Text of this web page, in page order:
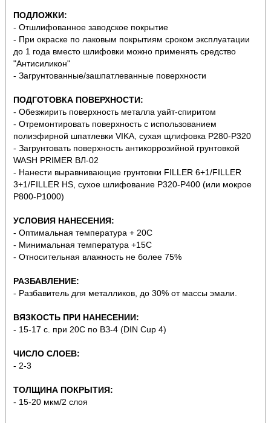
ПОДЛОЖКИ:
- Отшлифованное заводское покрытие
- При окраске по лаковым покрытиям сроком эксплуатации
до 1 года вместо шлифовки можно применять средство
"Антисиликон"
- Загрунтованные/зашпатлеванные поверхности
ПОДГОТОВКА ПОВЕРХНОСТИ:
- Обезжирить поверхность металла уайт-спиритом
- Отремонтировать поверхность с использованием
полиэфирной шпатлевки VIKA, сухая щлифовка P280-P320
- Загрунтовать поверхность антикоррозийной грунтовкой
WASH PRIMER ВЛ-02
- Нанести выравнивающие грунтовки FILLER 6+1/FILLER
3+1/FILLER HS, сухое шлифование P320-P400 (или мокрое
Р800-Р1000)
УСЛОВИЯ НАНЕСЕНИЯ:
- Оптимальная температура + 20С
- Минимальная температура +15С
- Относительная влажность не более 75%
РАЗБАВЛЕНИЕ:
- Разбавитель для металликов, до 30% от массы эмали.
ВЯЗКОСТЬ ПРИ НАНЕСЕНИИ:
- 15-17 с. при 20С по ВЗ-4 (DIN Cup 4)
ЧИСЛО СЛОЕВ:
- 2-3
ТОЛЩИНА ПОКРЫТИЯ:
- 15-20 мкм/2 слоя